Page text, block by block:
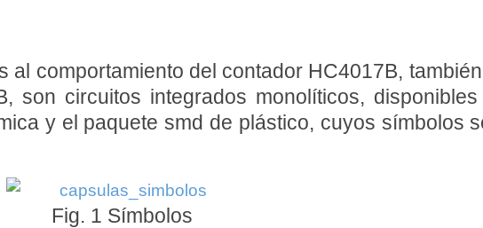
al comportamiento del contador HC4017B,
son circuitos integrados monolíticos,
y el paquete smd de plástico, cuyos símbolos
Fig. 1 Símbolos